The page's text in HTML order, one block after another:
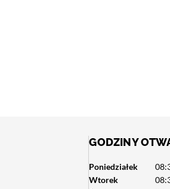
GODZINY
Poniedziałek
Wtorek